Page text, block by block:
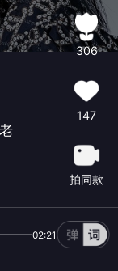
306
147
拍同款
02:21